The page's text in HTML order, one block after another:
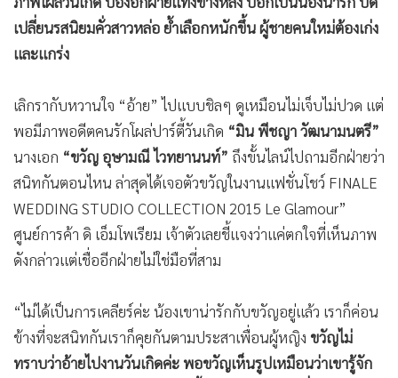
• วิทยาศาสตร์
• SMEs
• อินโดจีน
• กองทุนรวม
• Celeb Online
• Factcheck
• ญี่ปุ่น
• News1
• Gotomanager
เปลี่ยนรสนิยมคั่วสาวหล่อ ย้ำเลือกหนักขึ้น ผู้ชายคนใหม่ต้องเก่ง
และแกร่ง
เลิกรากับหวานใจ “อ้าย” ไปแบบชิลๆ ดูเหมือนไม่เจ็บไม่ปวด แต่
พอมีภาพอดีตคนรักโผล่ปาร์ตี้วันเกิด “มิน พีชญา วัฒนามนตรี”
นางเอก “ขวัญ อุษามณี ไวทยานนท์” ถึงขั้นไลน์ไปถามอีกฝ่ายว่า
สนิทกันตอนไหน ล่าสุดได้เจอตัวขวัญในงานแฟชั่นโชว์ FINALE
WEDDING STUDIO COLLECTION 2015 Le Glamour”
ศูนย์การค้า ดิ เอ็มโพเรียม เจ้าตัวเลยชี้แจงว่าแค่ตกใจที่เห็นภาพ
ดังกล่าวแต่เชื่ออีกฝ่ายไม่ใช่มือที่สาม
“ไม่ได้เป็นการเคลียร์ค่ะ น้องเขาน่ารักกับขวัญอยู่แล้ว เราก็ค่อน
ข้างที่จะสนิทกันเราก็คุยกันตามประสาเพื่อนผู้หญิง ขวัญไม่
ทราบว่าอ้ายไปงานวันเกิดค่ะ พอขวัญเห็นรูปเหมือนว่าเขารู้จัก